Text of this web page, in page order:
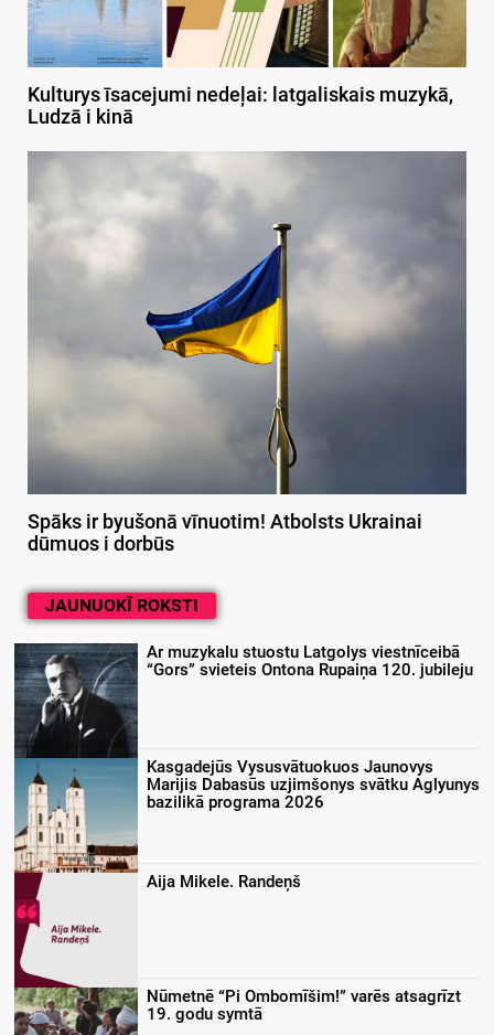
Kulturys īsacejumi nedeļai: latgaliskais muzykā,
Ludzā i kinā
Spāks ir byušonā vīnuotim! Atbolsts Ukrainai
dūmuos i dorbūs
JAUNUOKĪ ROKSTI
Ar muzykalu stuostu Latgolys viestnīceibā
“Gors” svieteis Ontona Rupaiņa 120. jubileju
Kasgadejūs Vysusvātuokuos Jaunovys
Marijis Dabasūs uzjimšonys svātku Aglyunys
bazilikā programa 2026
Aija Mikele. Randeņš
Nūmetnē “Pi Ombomīšim!” varēs atsagrīzt
19. godu symtā